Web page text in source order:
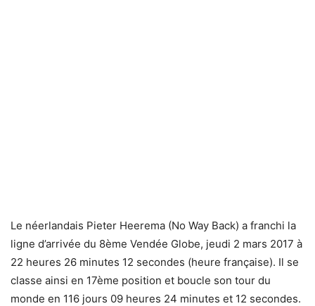
Le néerlandais Pieter Heerema (No Way Back) a franchi la
ligne d’arrivée du 8ème Vendée Globe, jeudi 2 mars 2017 à
22 heures 26 minutes 12 secondes (heure française). Il se
classe ainsi en 17ème position et boucle son tour du
monde en 116 jours 09 heures 24 minutes et 12 secondes.